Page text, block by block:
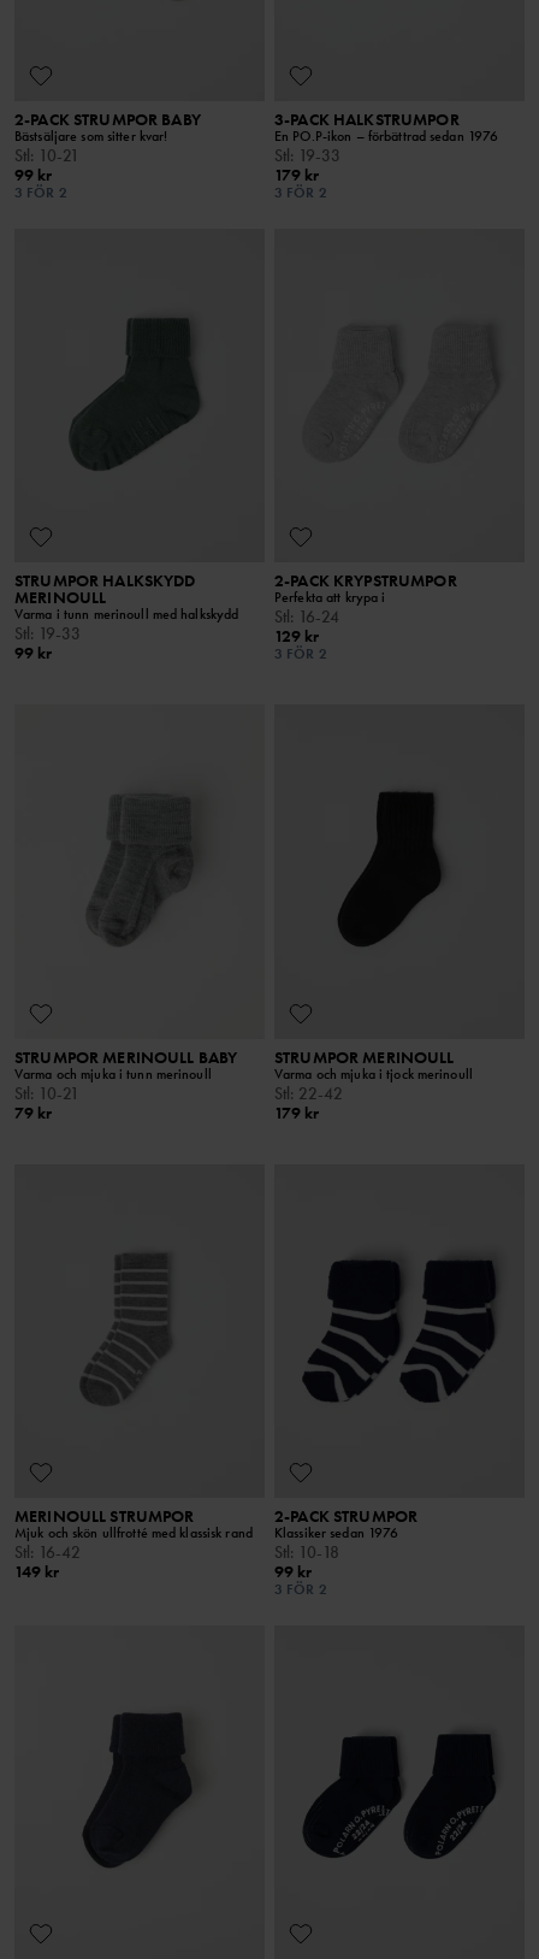
2-PACK STRUMPOR BABY
Bästsäljare som sitter kvar!
Stl: 10-21
99 kr
3 FÖR 2
3-PACK HALKSTRUMPOR
En PO.P-ikon – förbättrad sedan 1976
Stl: 19-33
179 kr
3 FÖR 2
STRUMPOR HALKSKYDD
MERINOULL
Varma i tunn merinoull med halkskydd
Stl: 19-33
99 kr
2-PACK KRYPSTRUMPOR
Perfekta att krypa i
Stl: 16-24
129 kr
3 FÖR 2
STRUMPOR MERINOULL BABY
Varma och mjuka i tunn merinoull
Stl: 10-21
79 kr
STRUMPOR MERINOULL
Varma och mjuka i tjock merinoull
Stl: 22-42
179 kr
MERINOULL STRUMPOR
Mjuk och skön ullfrotté med klassisk rand
Stl: 16-42
149 kr
2-PACK STRUMPOR
Klassiker sedan 1976
Stl: 10-18
99 kr
3 FÖR 2